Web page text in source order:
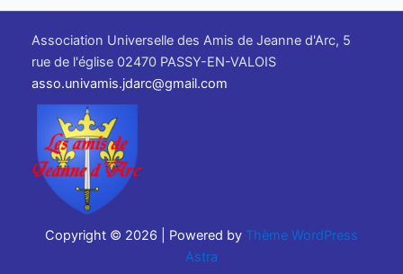
Association Universelle des Amis de Jeanne d'Arc, 5
rue de l'église 02470 PASSY-EN-VALOIS
asso.univamis.jdarc@gmail.com
Copyright © 2026 | Powered by Thème WordPress
Astra